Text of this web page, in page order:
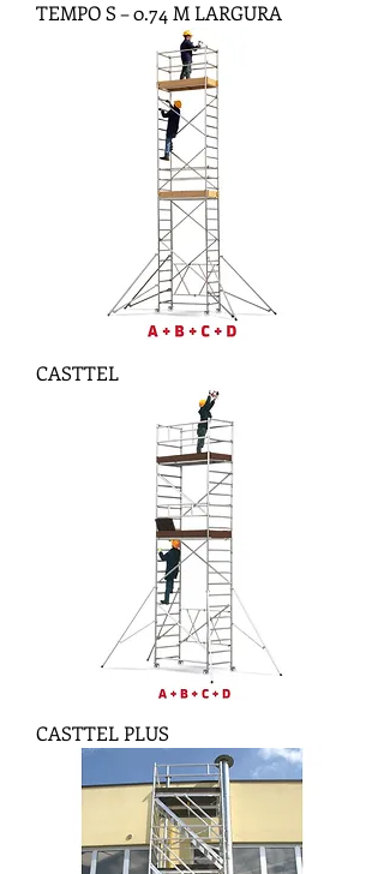
TEMPO S – 0.74 M LARGURA
CASTTEL
CASTTEL PLUS